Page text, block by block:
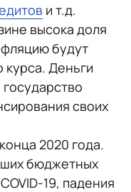
и т.д.
высока доля
будут
курса. Деньги
своих
2020 года.
бюджетных
19, падения